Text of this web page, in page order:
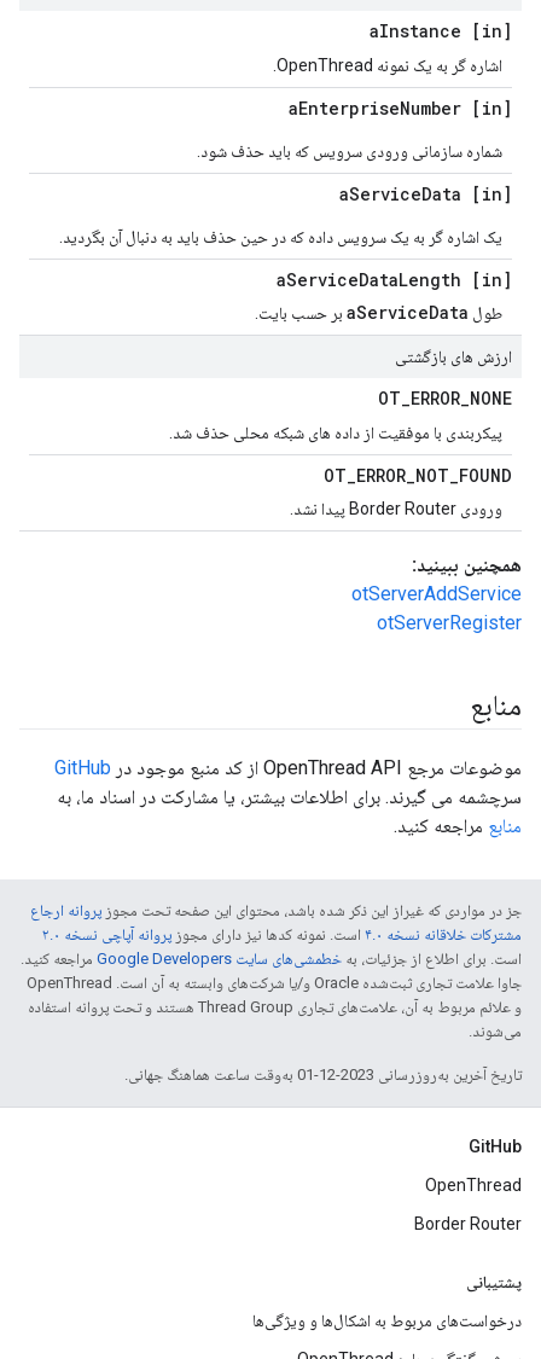
[in] a
Instance
اشاره گر به یک نمونه OpenThread.
[in] a
EnterpriseNumber
شماره سازمانی ورودی سرویس که باید حذف شود.
[in] a
ServiceData
یک اشاره گر به یک سرویس داده که در حین حذف باید به دنبال آن بگردید.
[in] a
ServiceDataLength
طول aServiceData بر حسب بایت.
ارزش های بازگشتی
OT_ERROR_NONE
پیکربندی با موفقیت از داده های شبکه محلی حذف شد.
OT_ERROR_NOT_FOUND
ورودی Border Router پیدا نشد.
همچنین ببینید:
otServerAddService
otServerRegister
منابع
موضوعات مرجع OpenThread API از کد منبع موجود در
GitHub
سرچشمه می گیرند. برای اطلاعات بیشتر، یا مشارکت در اسناد ما، به
منابع مراجعه کنید.
جز در مواردی که غیراز این ذکر شده باشد، محتوای این صفحه تحت مجوز پروانه ارجاع
مشترکات خلاقانه نسخه ۴.۰
است. نمونه کدها نیز دارای مجوز پروانه آپاچی نسخه ۲.۰
است. برای اطلاع از جزئیات، به خطمشی‌های سایت Google Developers‏
مراجعه کنید.
جاوا علامت تجاری ثبت‌شده Oracle و/یا شرکت‌های وابسته به آن است. ‫OpenThread
و علائم مربوط به آن، علامت‌های تجاری Thread Group هستند و تحت پروانه استفاده
می‌شوند.
تاریخ آخرین به‌روزرسانی 2023-12-01 به‌وقت ساعت هماهنگ جهانی.
GitHub
OpenThread
Border Router
پشتیبانی
درخواست‌های مربوط به اشکال‌ها و ویژگی‌ها